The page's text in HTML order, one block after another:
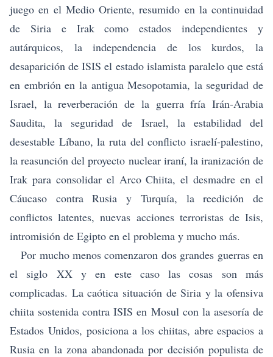
juego en el Medio Oriente, resumido en la continuidad
de Siria e Irak como estados independientes y
autárquicos, la independencia de los kurdos, la
desaparición de ISIS el estado islamista paralelo que está
en embrión en la antigua Mesopotamia, la seguridad de
Israel, la reverberación de la guerra fría Irán-Arabia
Saudita, la seguridad de Israel, la estabilidad del
desestable Líbano, la ruta del conflicto israelí-palestino,
la reasunción del proyecto nuclear iraní, la iranización de
Irak para consolidar el Arco Chiita, el desmadre en el
Cáucaso contra Rusia y Turquía, la reedición de
conflictos latentes, nuevas acciones terroristas de Isis,
intromisión de Egipto en el problema y mucho más.
Por mucho menos comenzaron dos grandes guerras en
el siglo XX y en este caso las cosas son más
complicadas. La caótica situación de Siria y la ofensiva
chiita sostenida contra ISIS en Mosul con la asesoría de
Estados Unidos, posiciona a los chiitas, abre espacios a
Rusia en la zona abandonada por decisión populista de